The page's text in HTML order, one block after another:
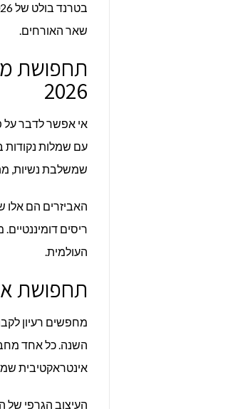
שאר האורחים.
תחפושת
2026
אי אפשר לדבר על
עם שמלות נקודות
שמשלבת נשיות,
האביזרים הם אלו
ריסים
העולמית.
תחפושת
מחפשים רעיון
השנה. כל אחד
אינטראקטיבית